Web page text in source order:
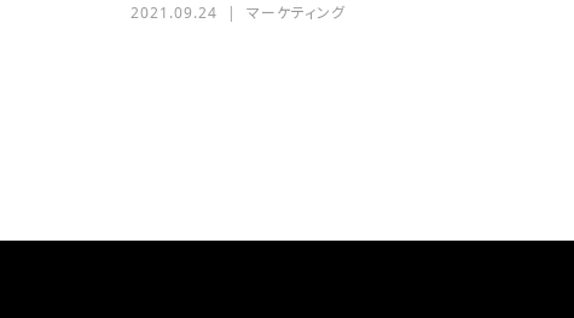
2021.09.24 マーケティング